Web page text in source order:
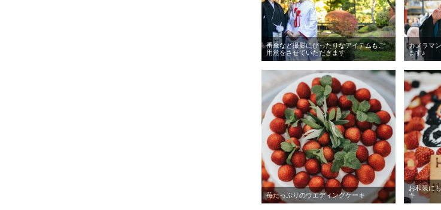
番傘など撮影にぴったりなアイテムもご
用意をさせていただきます
カメラマ
ます♪
苺たっぷりのウエディングケーキ
お和装に
キ